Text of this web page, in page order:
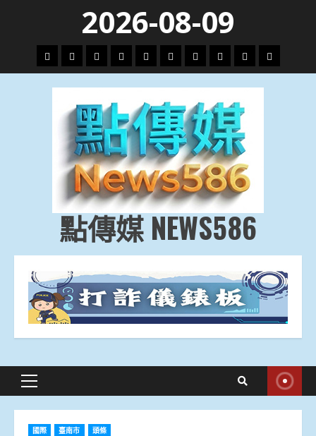
content
2026-08-09
頭
條
財
經
地
方.
會
文
教.
技
專
題
娛
樂
劇
政
治
國
際
運
動
生
活
點傳媒 NEWS586
Primary
國際 臺南市 頭條